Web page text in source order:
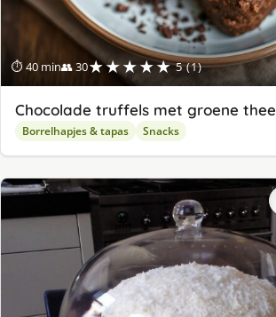
⏱ 40 min👥 30★★★★★ 5 (1)
Chocolade truffels met groene thee
Borrelhapjes & tapas Snacks